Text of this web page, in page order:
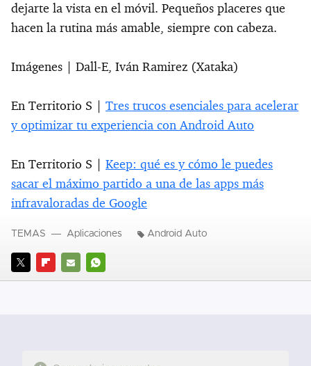
dejarte la vista en el móvil. Pequeños placeres que
hacen la rutina más amable, siempre con cabeza.
Imágenes | Dall-E, Iván Ramirez (Xataka)
En Territorio S | Tres trucos esenciales para acelerar
y optimizar tu experiencia con Android Auto
En Territorio S | Keep: qué es y cómo le puedes
sacar el máximo partido a una de las apps más
infravaloradas de Google
TWITTERFLIPBOARD
E- WHATSAPP
TEMAS Aplicaciones Android Auto